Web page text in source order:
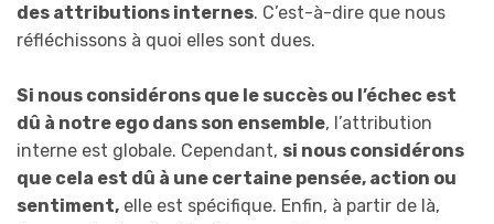
des attributions internes. C’est-à-dire que nous
réfléchissons à quoi elles sont dues.
Si nous considérons que le succès ou l’échec est
dû à notre ego dans son ensemble, l’attribution
interne est globale. Cependant, si nous considérons
que cela est dû à une certaine pensée, action ou
sentiment, elle est spécifique. Enfin, à partir de là,